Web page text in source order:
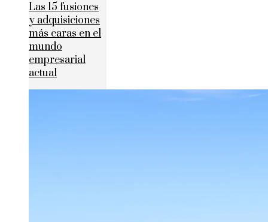
Las 15 fusiones
y adquisiciones
más caras en el
mundo
empresarial
actual